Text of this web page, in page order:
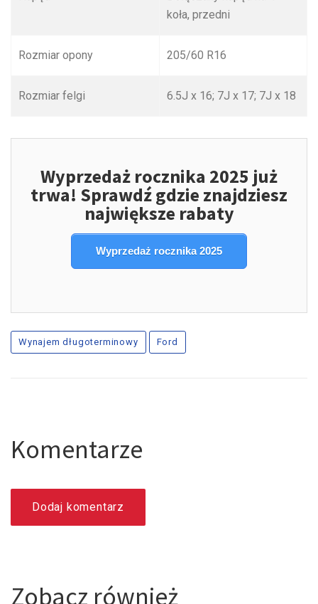
koła, przedni
Rozmiar opony 205/60 R16
Rozmiar felgi 6.5J x 16; 7J x 17; 7J x 18
Wyprzedaż rocznika 2025 już
trwa! Sprawdź gdzie znajdziesz
największe rabaty
Wyprzedaż rocznika 2025
Wynajem długoterminowy Ford
Komentarze
Dodaj komentarz
Zobacz również